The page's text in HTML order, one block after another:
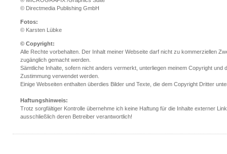
© Directmedia Publishing GmbH
Fotos:
© Karsten Lübke
© Copyright:
Alle Rechte vorbehalten. Der Inhalt meiner Webseite darf nicht zu kommerziellen
zugänglich gemacht werden.
Sämtliche Inhalte, sofern nicht anders vermerkt, unterliegen meinem Copyright und
Zustimmung verwendet werden.
Einige Webseiten enthalten überdies Bilder und Texte, die dem Copyright Dritter
Haftungshinweis:
Trotz sorgfältiger Kontrolle übernehme ich keine Haftung für die Inhalte externer
ausschließlich deren Betreiber verantwortlich!